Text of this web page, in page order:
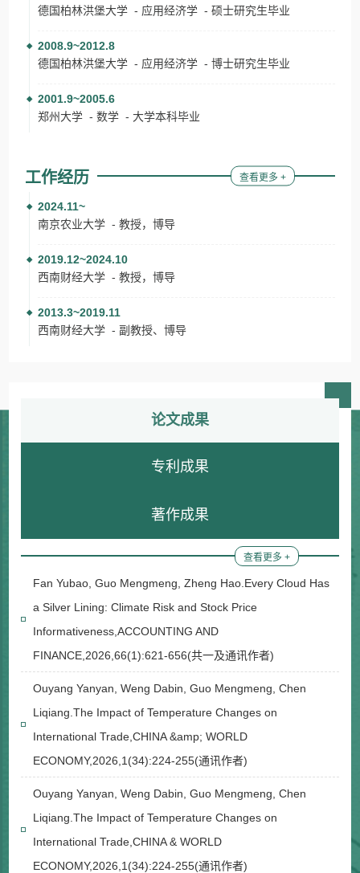
德国柏林洪堡大学 - 应用经济学 - 硕士研究生毕业
2008.9~2012.8
德国柏林洪堡大学 - 应用经济学 - 博士研究生毕业
2001.9~2005.6
郑州大学 - 数学 - 大学本科毕业
工作经历 查看更多 +
2024.11~
南京农业大学 - 教授，博导
2019.12~2024.10
西南财经大学 - 教授，博导
2013.3~2019.11
西南财经大学 - 副教授、博导
论文成果
专利成果
著作成果
查看更多 +
Fan Yubao, Guo Mengmeng, Zheng Hao.Every Cloud Has
a Silver Lining: Climate Risk and Stock Price
Informativeness,ACCOUNTING AND
FINANCE,2026,66(1):621-656(共一及通讯作者)
Ouyang Yanyan, Weng Dabin, Guo Mengmeng, Chen
Liqiang.The Impact of Temperature Changes on
International Trade,CHINA &amp; WORLD
ECONOMY,2026,1(34):224-255(通讯作者)
Ouyang Yanyan, Weng Dabin, Guo Mengmeng, Chen
Liqiang.The Impact of Temperature Changes on
International Trade,CHINA & WORLD
ECONOMY,2026,1(34):224-255(通讯作者)